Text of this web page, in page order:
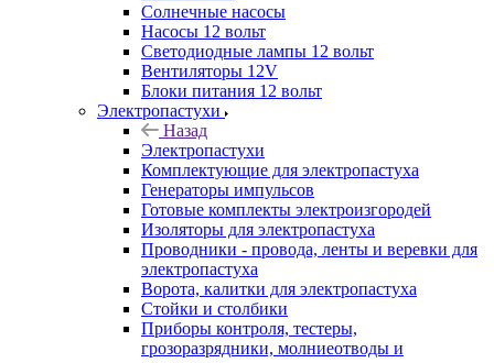
Солнечные насосы
Насосы 12 вольт
Светодиодные лампы 12 вольт
Вентиляторы 12V
Блоки питания 12 вольт
Электропастухи
Назад
Электропастухи
Комплектующие для электропастуха
Генераторы импульсов
Готовые комплекты электроизгородей
Изоляторы для электропастуха
Проводники - провода, ленты и веревки для
электропастуха
Ворота, калитки для электропастуха
Стойки и столбики
Приборы контроля, тестеры,
грозоразрядники, молниеотводы и